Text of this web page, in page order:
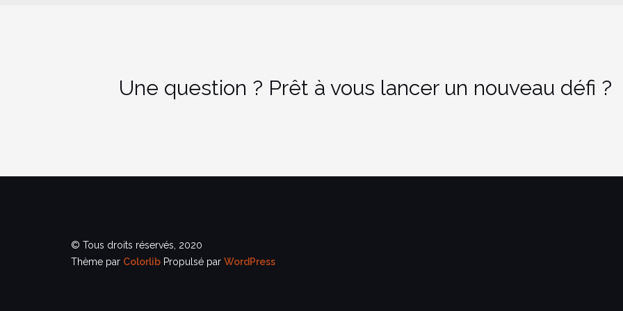
Une question ? Prêt à vous lancer un nouveau défi ?
© Tous droits réservés, 2020
Thème par Colorlib Propulsé par WordPress